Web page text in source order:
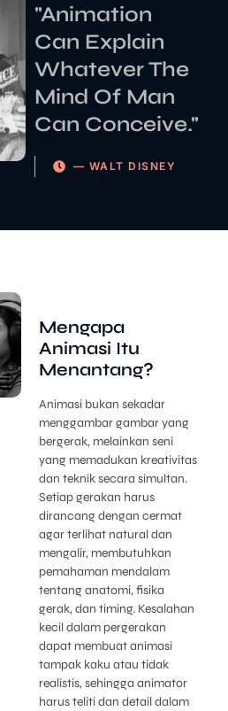
"Animation
Can Explain
Whatever The
Mind Of Man
Can Conceive."
— WALT DISNEY
Mengapa
Animasi Itu
Menantang?
Animasi bukan sekadar
menggambar gambar yang
bergerak, melainkan seni
yang memadukan kreativitas
dan teknik secara simultan.
Setiap gerakan harus
dirancang dengan cermat
agar terlihat natural dan
mengalir, membutuhkan
pemahaman mendalam
tentang anatomi, fisika
gerak, dan timing. Kesalahan
kecil dalam pergerakan
dapat membuat animasi
tampak kaku atau tidak
realistis, sehingga animator
harus teliti dan detail dalam